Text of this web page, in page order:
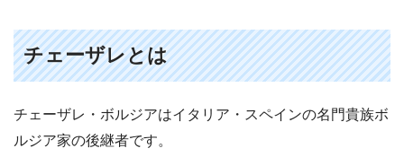
チェーザレとは
チェーザレ・ボルジアはイタリア・スペインの名門貴族ボ
ルジア家の後継者です。